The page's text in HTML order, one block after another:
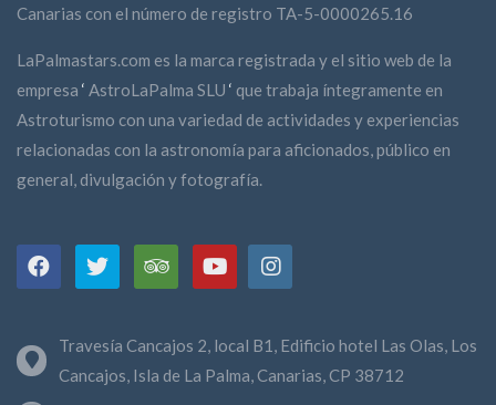
Canarias con el número de registro TA-5-0000265.16
LaPalmastars.com es la marca registrada y el sitio web de la
empresa ‘ AstroLaPalma SLU ‘ que trabaja íntegramente en
Astroturismo con una variedad de actividades y experiencias
relacionadas con la astronomía para aficionados, público en
general, divulgación y fotografía.
Travesía Cancajos 2, local B1, Edificio hotel Las Olas, Los
Cancajos, Isla de La Palma, Canarias, CP 38712